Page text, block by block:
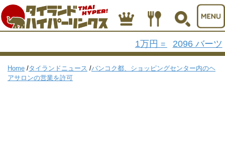
1万円 = 2096 バーツ
Home /タイランドニュース /バンコク都、ショッピングセンター内のヘ
アサロンの営業を許可